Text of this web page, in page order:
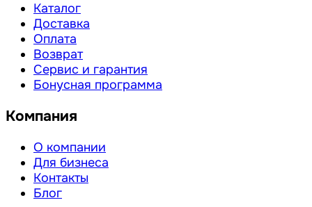
Каталог
Доставка
Оплата
Возврат
Сервис и гарантия
Бонусная программа
Компания
О компании
Для бизнеса
Контакты
Блог